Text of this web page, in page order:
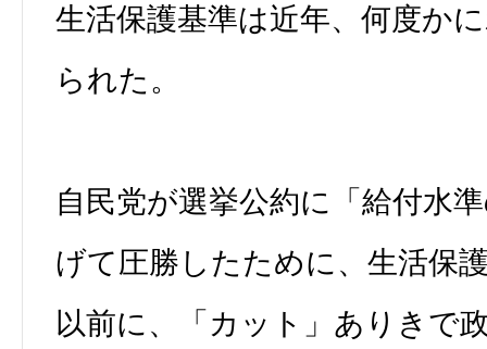
生活保護基準は近年、何度か
られた。
自民党が選挙公約に「給付水
げて圧勝したために、生活保
以前に、「カット」ありきで